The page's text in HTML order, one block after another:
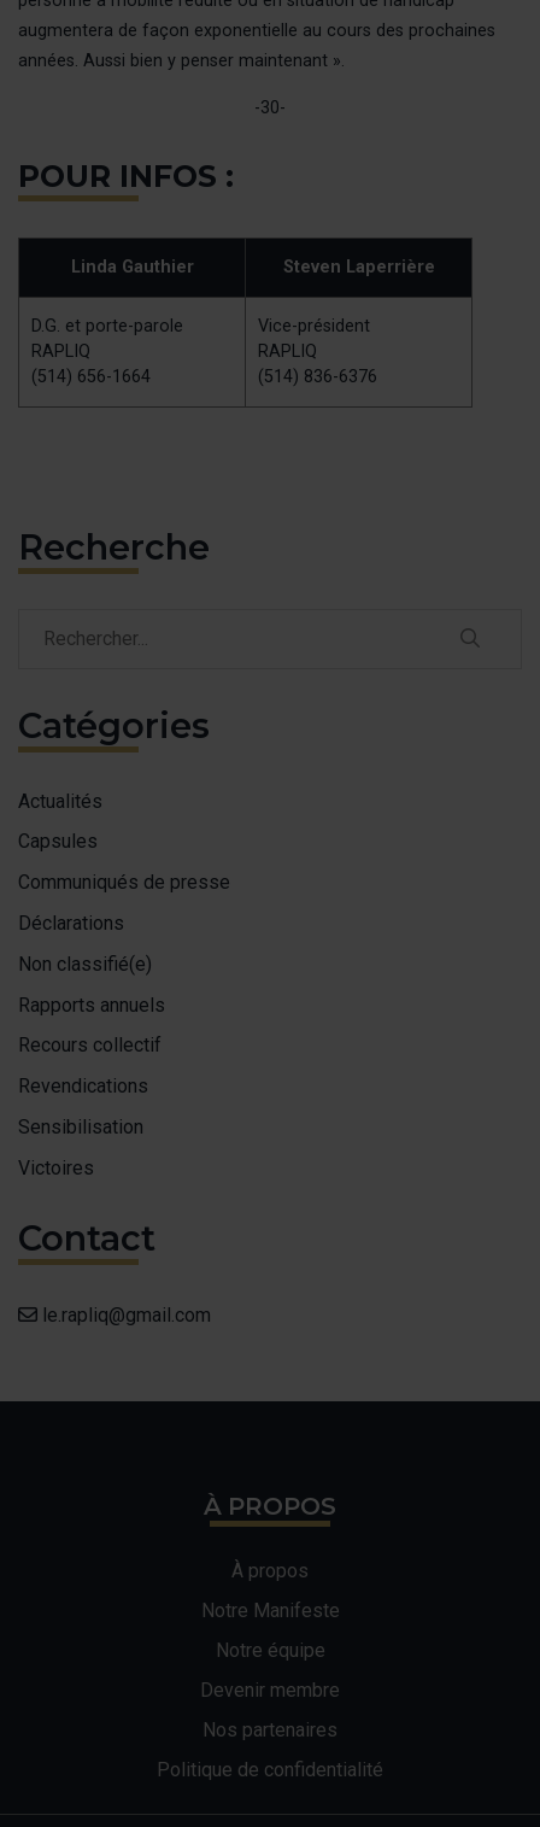
augmentera de façon exponentielle au cours des prochaines
années. Aussi bien y penser maintenant ».
-30-
POUR INFOS :
Linda Gauthier Steven Laperrière
D.G. et porte-parole
RAPLIQ
(514) 656-1664
Vice-président
RAPLIQ
(514) 836-6376
Recherche
Recherche
Catégories
Actualités
Capsules
Communiqués de presse
Déclarations
Non classifié(e)
Rapports annuels
Recours collectif
Revendications
Sensibilisation
Victoires
Contact
le.rapliq@gmail.com
À PROPOS
À propos
Notre Manifeste
Notre équipe
Devenir membre
Nos partenaires
Politique de confidentialité